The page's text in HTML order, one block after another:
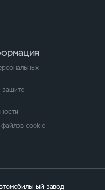
защите
cookie
завод